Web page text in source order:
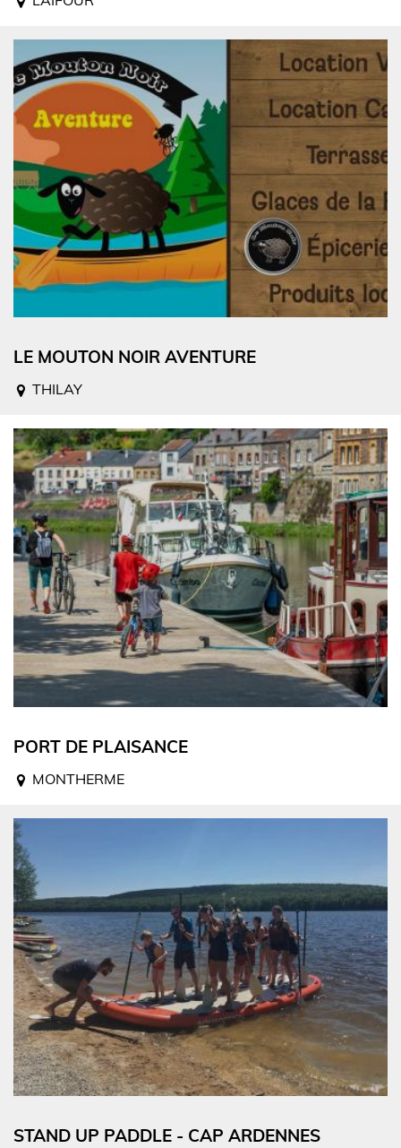
LE MOUTON NOIR AVENTURE
THILAY
PORT DE PLAISANCE
MONTHERME
STAND UP PADDLE - CAP ARDENNES